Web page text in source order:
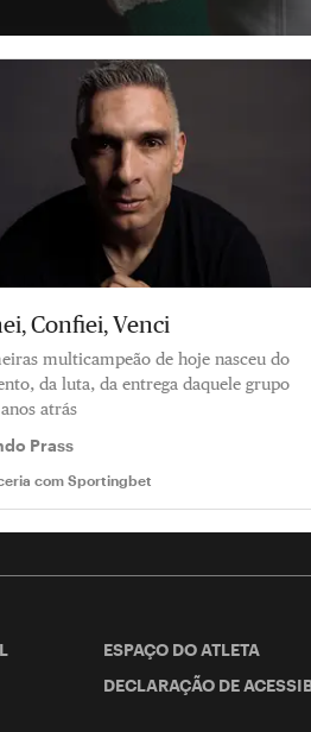
Confiei, Venci
multicampeão de hoje nasceu do
da luta, da entrega daquele grupo
atrás
Prass
com Sportingbet
ESPAÇO DO ATLETA
DECLARAÇÃO DE